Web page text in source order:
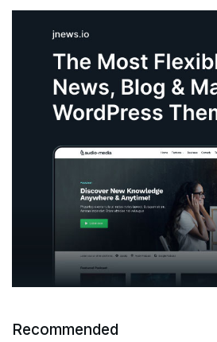
Recommended